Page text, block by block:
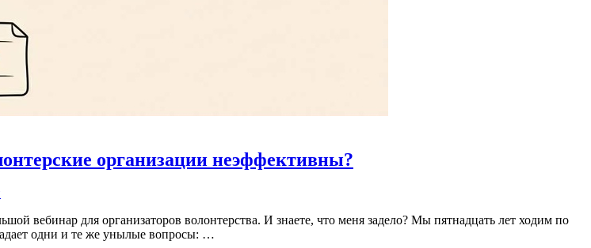
организации неэффективны?
вебинар для организаторов волонтерства. И знаете, что меня задело? Мы пятнадцать лет ходим по
одни и те же унылые вопросы: …